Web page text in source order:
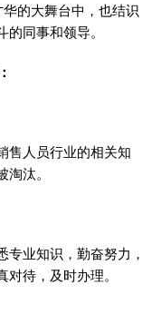
的大舞台中，也结识
同事和领导。
售人员行业的相关知
汰。
专业知识，勤奋努力，
待，及时办理。